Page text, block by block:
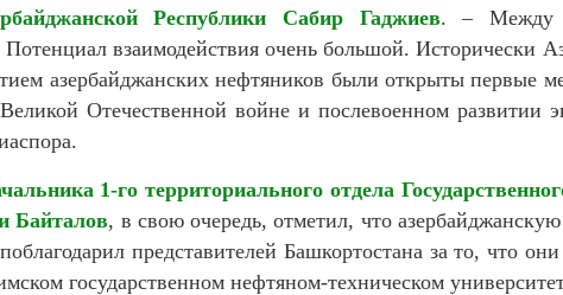
Республики Сабир Гаджиев. – Между
Потенциал взаимодействия очень большой. Исторически
азербайджанских нефтяников были открыты первые
Отечественной войне и послевоенном развитии
1-го территориального отдела
Байталов, в свою очередь, отметил, что
представителей Башкортостана за то, что
государственном нефтяном-техническом